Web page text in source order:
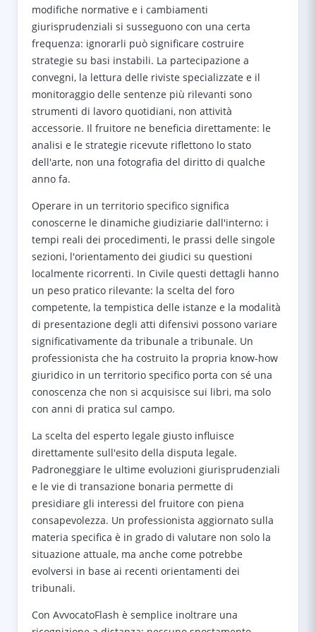
modifiche normative e i cambiamenti
giurisprudenziali si susseguono con una certa
frequenza: ignorarli può significare costruire
strategie su basi instabili. La partecipazione a
convegni, la lettura delle riviste specializzate e il
monitoraggio delle sentenze più rilevanti sono
strumenti di lavoro quotidiani, non attività
accessorie. Il fruitore ne beneficia direttamente: le
analisi e le strategie ricevute riflettono lo stato
dell'arte, non una fotografia del diritto di qualche
anno fa.
Operare in un territorio specifico significa
conoscerne le dinamiche giudiziarie dall'interno: i
tempi reali dei procedimenti, le prassi delle singole
sezioni, l'orientamento dei giudici su questioni
localmente ricorrenti. In Civile questi dettagli hanno
un peso pratico rilevante: la scelta del foro
competente, la tempistica delle istanze e la modalità
di presentazione degli atti difensivi possono variare
significativamente da tribunale a tribunale. Un
professionista che ha costruito la propria know-how
giuridico in un territorio specifico porta con sé una
conoscenza che non si acquisisce sui libri, ma solo
con anni di pratica sul campo.
La scelta del esperto legale giusto influisce
direttamente sull'esito della disputa legale.
Padroneggiare le ultime evoluzioni giurisprudenziali
e le vie di transazione bonaria permette di
presidiare gli interessi del fruitore con piena
consapevolezza. Un professionista aggiornato sulla
materia specifica è in grado di valutare non solo la
situazione attuale, ma anche come potrebbe
evolversi in base ai recenti orientamenti dei
tribunali.
Con AvvocatoFlash è semplice inoltrare una